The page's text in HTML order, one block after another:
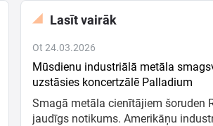
Lasīt vairāk
Ot 24.03.2026
Mūsdienu industriālā metāla
uzstāsies koncertzālē Palladium
Smagā metāla cienītājiem šoruden
jaudīgs notikums. Amerikāņu